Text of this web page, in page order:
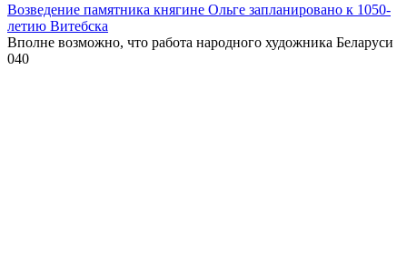
Возведение памятника княгине Ольге запланировано к 1050-
летию Витебска
Вполне возможно, что работа народного художника Беларуси
040